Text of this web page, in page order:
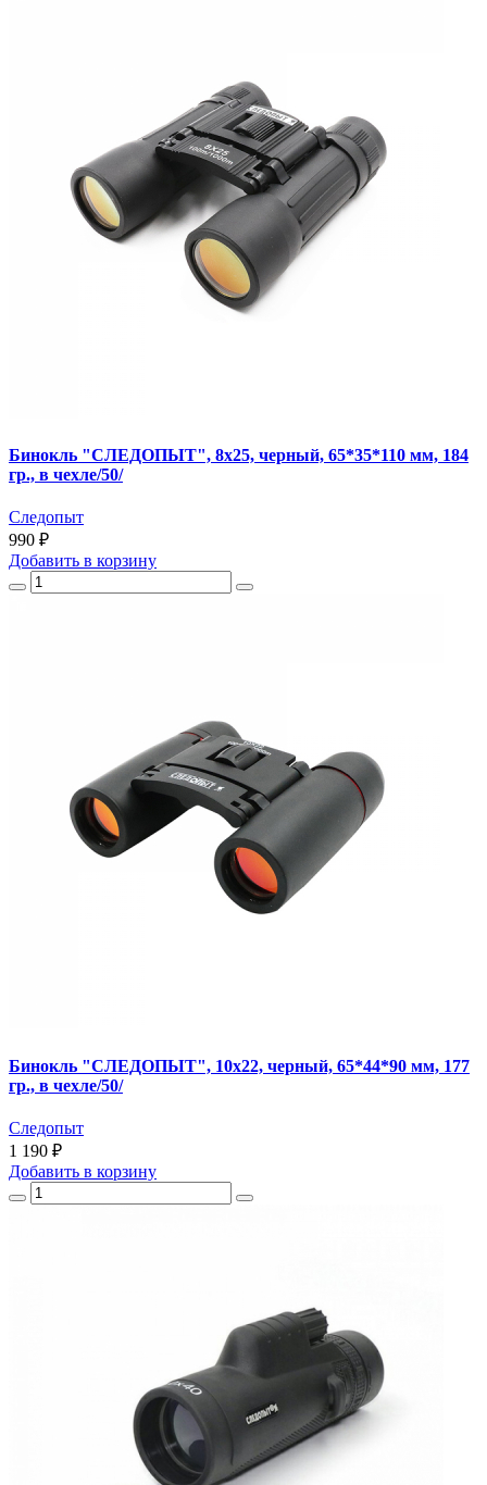
Бинокль "СЛЕДОПЫТ", 8х25, черный, 65*35*110 мм, 184
гр., в чехле/50/
Следопыт
990 ₽
Добавить в корзину
Бинокль "СЛЕДОПЫТ", 10х22, черный, 65*44*90 мм, 177
гр., в чехле/50/
Следопыт
1 190 ₽
Добавить в корзину